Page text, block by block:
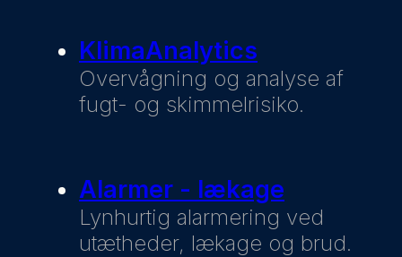
KlimaAnalytics
Overvågning og analyse af
fugt- og skimmelrisiko.
Alarmer - lækage
Lynhurtig alarmering ved
utætheder, lækage og brud.